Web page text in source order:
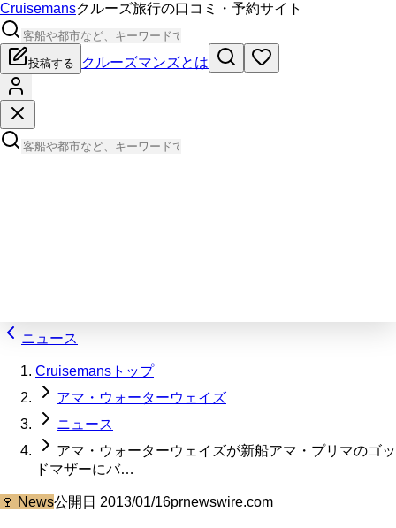
Cruisemansクルーズ旅行の口コミ・予約サイト
投稿する クルーズマンズとは
ニュース
Cruisemansトップ
アマ・ウォーターウェイズ
ニュース
アマ・ウォーターウェイズが新船アマ・プリマのゴッ
ドマザーにバ…
🍷 News公開日 2013/01/16prnewswire.com